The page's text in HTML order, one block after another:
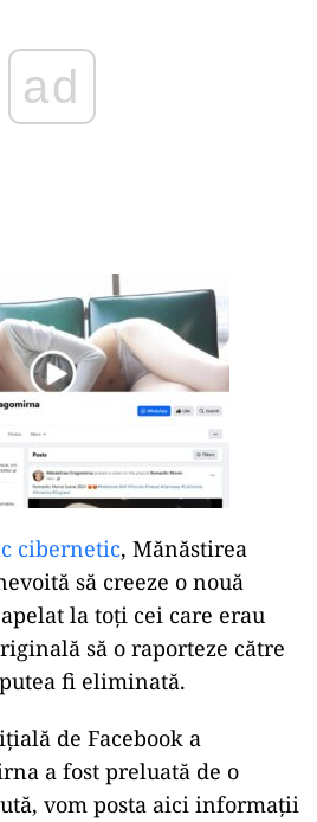
cibernetic, Mănăstirea
să creeze o nouă
la toți cei care erau
să o raporteze către
fi eliminată.
de Facebook a
a fost preluată de o
vom posta aici informații